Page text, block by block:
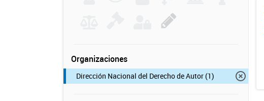
Organizaciones
Dirección Nacional del Derecho de Autor (1)